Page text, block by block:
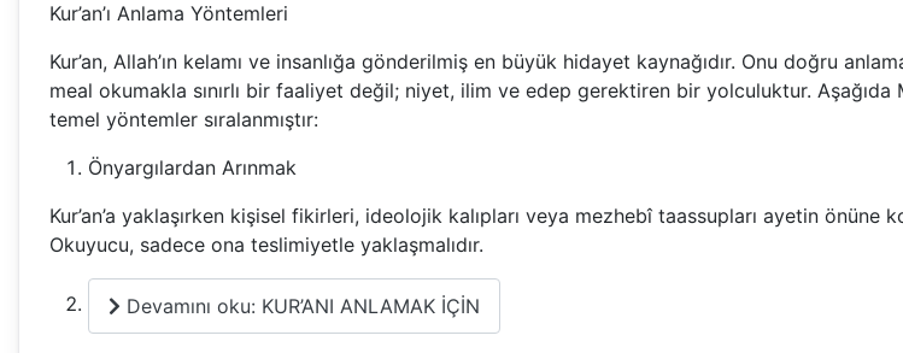
Kur’an’ı Anlama Yöntemleri
Kur’an, Allah’ın kelamı ve insanlığa gönderilmiş en büyük hidayet kaynağıdır. Onu doğru
meal okumakla sınırlı bir faaliyet değil; niyet, ilim ve edep gerektiren bir yolculuktur. Aşağıda
temel yöntemler sıralanmıştır:
Önyargılardan Arınmak
Kur’an’a yaklaşırken kişisel fikirleri, ideolojik kalıpları veya mezhebî taassupları ayetin
Okuyucu, sadece ona teslimiyetle yaklaşmalıdır.
Devamını oku: KUR’ANI ANLAMAK İÇİN